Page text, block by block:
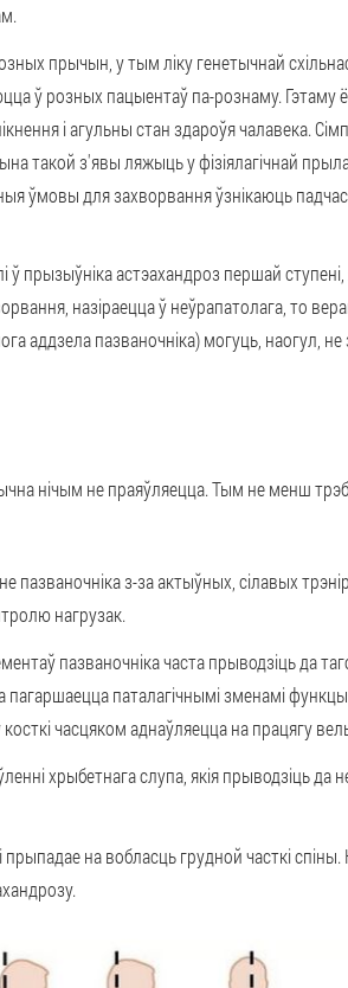
прычын, у тым ліку генетычнай
ў розных пацыентаў па-рознаму. Гэтаму
і агульны стан здароўя чалавека.
такой з'явы ляжыць у фізіялагічнай
ўмовы для захворвання ўзнікаюць
ў прызыўніка астэахандроз першай
назіраецца ў неўрапатолага, то
аддзела пазваночніка) могуць, наогул, не
нічым не праяўляецца. Тым не менш
пазваночніка з-за актыўных, сілавых
нагрузак.
пазваночніка часта прыводзіць да
паталагічнымі зменамі
часцяком аднаўляецца на працягу
хрыбетнага слупа, якія прыводзіць да
на вобласць грудной часткі